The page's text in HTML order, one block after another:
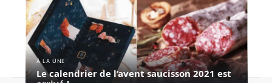
À LA UNE
Le calendrier de l’avent saucisson 2021 est